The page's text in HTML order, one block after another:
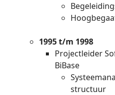
1995 t/m 1998
Projectleider
BiBase
structuur